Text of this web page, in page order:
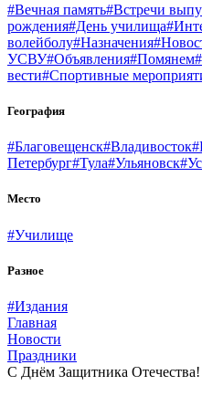
#Вечная память#Встречи
рождения#День училища
волейболу#Назначения
УСВУ#Объявления#Помянем
вести#Спортивные
География
#Благовещенск#Владивосток
Петербург#Тула#Ульяновск
Место
#Училище
Разное
#Издания
Главная
Новости
Праздники
С Днём Защитника Отечества!